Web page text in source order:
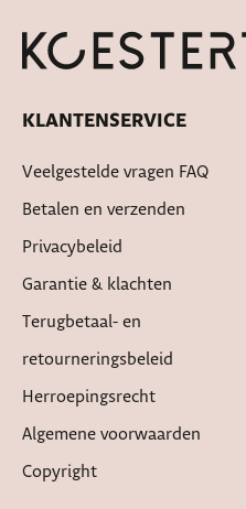
KLANTENSERVICE
Veelgestelde vragen FAQ
Betalen en verzenden
Privacybeleid
Garantie & klachten
Terugbetaal- en
retourneringsbeleid
Herroepingsrecht
Algemene voorwaarden
Copyright